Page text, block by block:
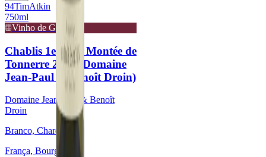
94TimAtkin
750ml
Vinho de Guarda
Chablis 1er Cru Montée de
Tonnerre 2021 (Domaine
Jean-Paul & Benoît Droin)
Domaine Jean-Paul & Benoît
Droin
Branco, Chardonnay
França, Bourgogne